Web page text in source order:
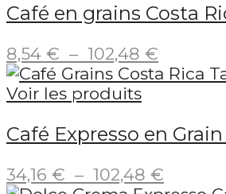
à
Café en grains Costa
8,54 € – 102,48 €
de
à
Voir les produits
Café Expresso en
34,16 € – 102,48 €